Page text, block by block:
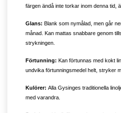
färgen ändå inte torkar inom denna tid,
Glans: Blank som nymålad, men går
månad. Kan mattas snabbare genom
strykningen.
Förtunning: Kan förtunnas med kokt
undvika förtunningsmedel helt, stryker
Kulörer: Alla Gysinges traditionella
med varandra.